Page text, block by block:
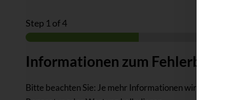
Step 1 of 4
Informationen zum Fehlerbild
Bitte beachten Sie: Je mehr Informationen wir zum